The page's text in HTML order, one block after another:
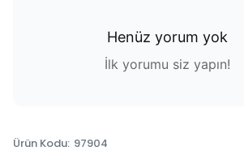
Henüz yorum yok
İlk yorumu siz yapın!
Ürün Kodu: 97904